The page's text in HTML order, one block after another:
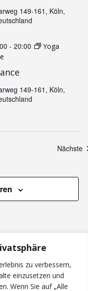
zu verbessern,
einzusetzen und
Wenn Sie auf „Alle
h
t
n
N
a
t
149-161, Köln,
- 20:00
Yoga
149-161, Köln,
Nächste